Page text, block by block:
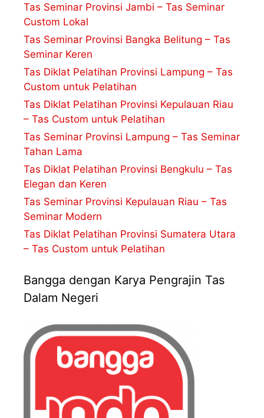
Tas Seminar Provinsi Jambi – Tas Seminar
Custom Lokal
Tas Seminar Provinsi Bangka Belitung – Tas
Seminar Keren
Tas Diklat Pelatihan Provinsi Lampung – Tas
Custom untuk Pelatihan
Tas Diklat Pelatihan Provinsi Kepulauan Riau
– Tas Custom untuk Pelatihan
Tas Seminar Provinsi Lampung – Tas Seminar
Tahan Lama
Tas Diklat Pelatihan Provinsi Bengkulu – Tas
Elegan dan Keren
Tas Seminar Provinsi Kepulauan Riau – Tas
Seminar Modern
Tas Diklat Pelatihan Provinsi Sumatera Utara
– Tas Custom untuk Pelatihan
Bangga dengan Karya Pengrajin Tas
Dalam Negeri